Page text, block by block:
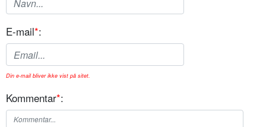
E-mail*:
Din e-mail bliver ikke vist på sitet.
Kommentar*: